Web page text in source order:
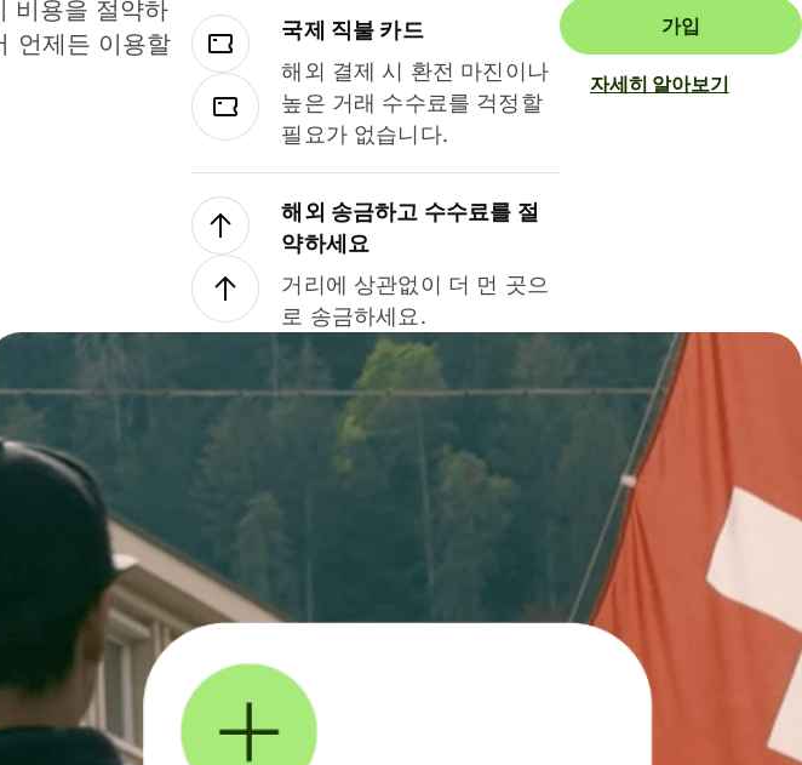
비용을 절약하
언제든 이용할
국제 직불 카드
해외 결제 시 환전 마진이나
높은 거래 수수료를 걱정할
필요가 없습니다.
해외 송금하고 수수료를 절
약하세요
거리에 상관없이 더 먼 곳으
로 송금하세요.
가입
자세히 알아보기